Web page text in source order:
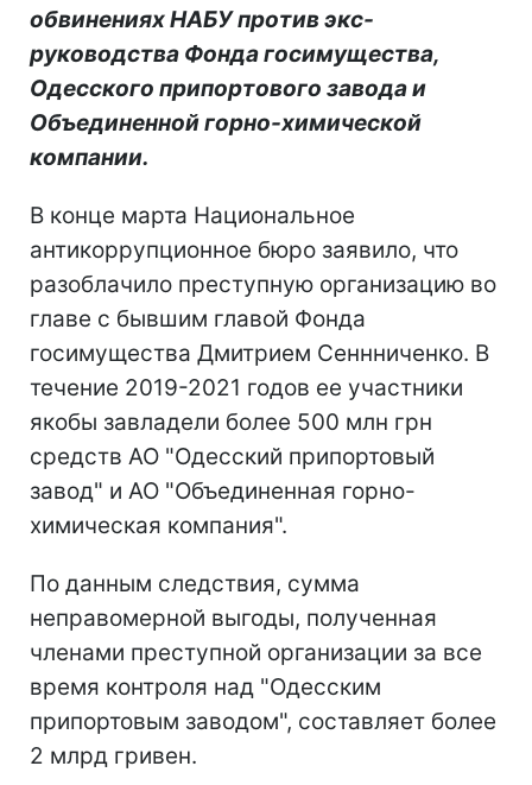
обвинениях НАБУ против экс-
руководства Фонда госимущества,
Одесского припортового завода и
Объединенной горно-химической
компании.
В конце марта Национальное
антикоррупционное бюро заявило, что
разоблачило преступную организацию во
главе с бывшим главой Фонда
госимущества Дмитрием Сеннниченко. В
течение 2019-2021 годов ее участники
якобы завладели более 500 млн грн
средств АО "Одесский припортовый
завод" и АО "Объединенная горно-
химическая компания".
По данным следствия, сумма
неправомерной выгоды, полученная
членами преступной организации за все
время контроля над "Одесским
припортовым заводом", составляет более
2 млрд гривен.